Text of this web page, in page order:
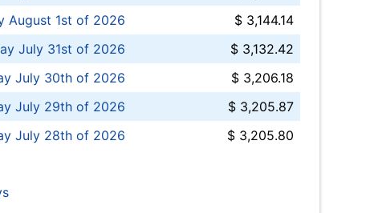
August 1st of 2026
$ 3,144.14
July 31st of 2026
$ 3,132.42
July 30th of 2026
$ 3,206.18
July 29th of 2026
$ 3,205.87
July 28th of 2026
$ 3,205.80